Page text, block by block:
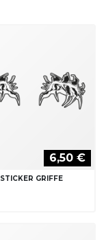
6,50 €
STICKER GRIFFE